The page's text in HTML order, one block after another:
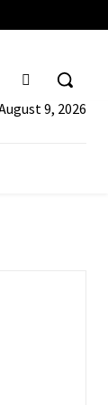
9, 2026